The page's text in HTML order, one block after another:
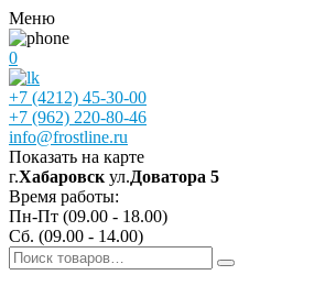
Меню
0
+7 (4212) 45-30-00
+7 (962) 220-80-46
info@frostline.ru
Показать на карте
г.Хабаровск ул.Доватора 5
Время работы:
Пн-Пт (09.00 - 18.00)
Сб. (09.00 - 14.00)